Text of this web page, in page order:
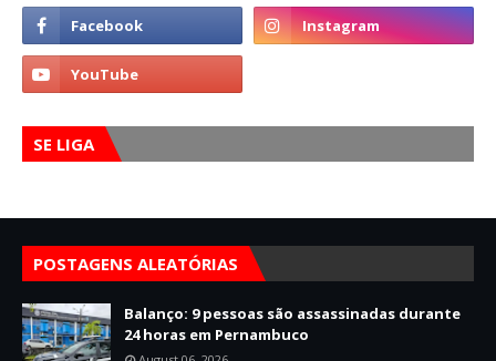
SE LIGA
POSTAGENS ALEATÓRIAS
Balanço: 9 pessoas são assassinadas durante
24 horas em Pernambuco